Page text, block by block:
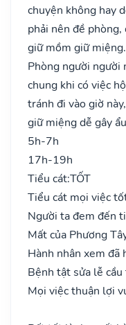
chuyện không hay
phải nên đề
giữ mồm giữ
Phòng người người
chung khi có việc
tránh đi vào giờ
giữ miệng dễ gây
5h-7h
17h-19h
Tiểu cát:TỐT
Tiểu cát mọi việc
Người ta đem đến
Mất của Phương
Hành nhân xem đã
Bệnh tật sửa lễ
Mọi việc thuận lợi